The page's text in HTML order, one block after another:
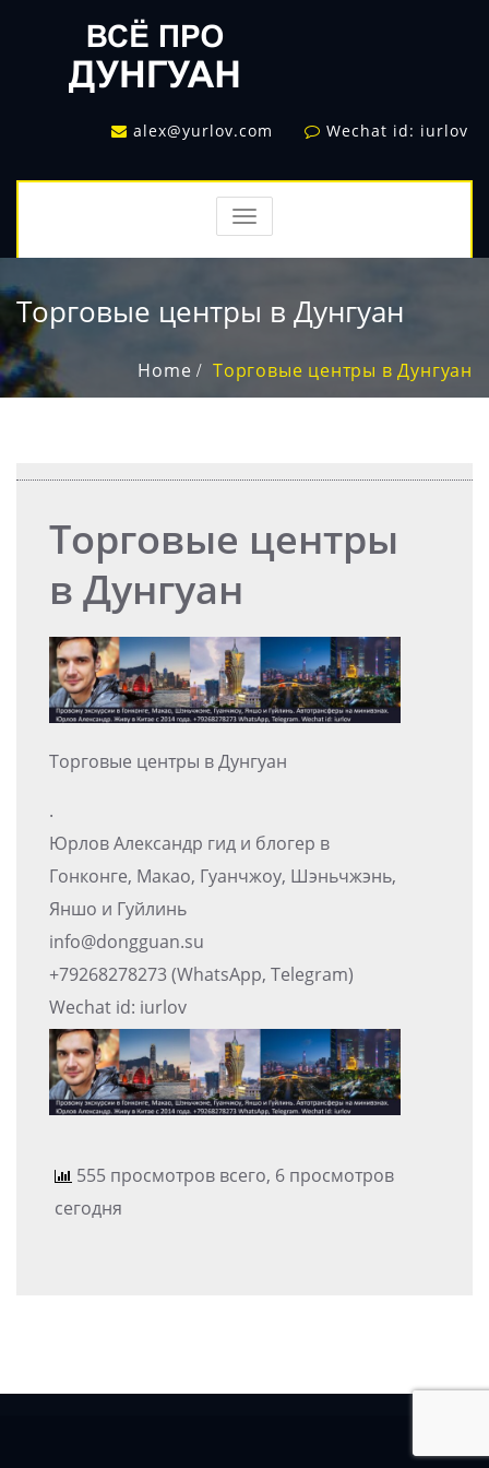
alex@yurlov.com Wechat id: iurlov
TOGGLE
NAVIGATION
Торговые центры в Дунгуан
Home Торговые центры в Дунгуан
Торговые центры
в Дунгуан
Торговые центры в Дунгуан
.
Юрлов Александр гид и блогер в
Гонконге, Макао, Гуанчжоу, Шэньчжэнь,
Яншо и Гуйлинь
info@dongguan.su
+79268278273 (WhatsApp, Telegram)
Wechat id: iurlov
555 просмотров всего, 6 просмотров
сегодня